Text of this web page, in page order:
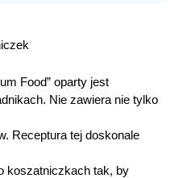
Food” oparty jest
Nie zawiera nie tylko
Receptura tej doskonale
koszatniczkach tak, by